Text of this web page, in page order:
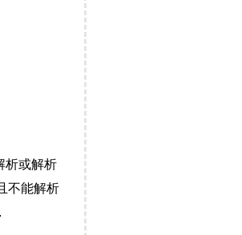
析或解析
不能解析